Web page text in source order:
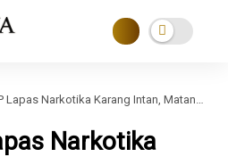
Karang Intan, Matangkan Usulan Hak Integrasi bagi Puluhan WBP
Narkotika